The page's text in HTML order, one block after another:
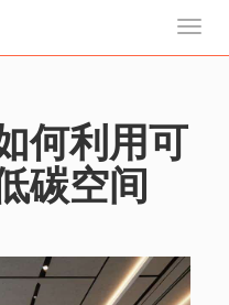
切
何利用可
碳空间